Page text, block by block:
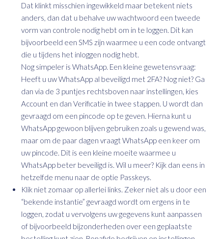
Dat klinkt misschien ingewikkeld maar betekent niets
anders, dan dat u behalve uw wachtwoord een tweede
vorm van controle nodig hebt om in te loggen. Dit kan
bijvoorbeeld een SMS zijn waarmee u een code ontvangt
die u tijdens het inloggen nodig hebt.
Nog simpeler is WhatsApp. Een kleine gewetensvraag:
Heeft u uw WhatsApp al beveiligd met 2FA? Nog niet? Ga
dan via de 3 puntjes rechtsboven naar instellingen, kies
Account en dan Verificatie in twee stappen. U wordt dan
gevraagd om een pincode op te geven. Hierna kunt u
WhatsApp gewoon blijven gebruiken zoals u gewend was,
maar om de paar dagen vraagt WhatsApp een keer om
uw pincode. Dit is een kleine moeite waarmee u
WhatsApp beter beveiligd is. Wil u meer? Kijk dan eens in
hetzelfde menu naar de optie Passkeys.
Klik niet zomaar op allerlei links. Zeker niet als u door een
“bekende instantie” gevraagd wordt om ergens in te
loggen, zodat u vervolgens uw gegevens kunt aanpassen
of bijvoorbeeld bijzonderheden over een geplaatste